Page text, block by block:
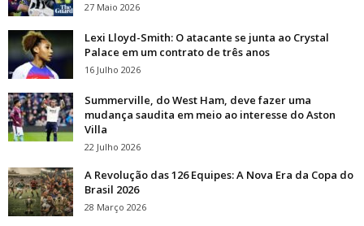
27 Maio 2026
Lexi Lloyd-Smith: O atacante se junta ao Crystal
Palace em um contrato de três anos
16 Julho 2026
Summerville, do West Ham, deve fazer uma
mudança saudita em meio ao interesse do Aston
Villa
22 Julho 2026
A Revolução das 126 Equipes: A Nova Era da Copa do
Brasil 2026
28 Março 2026